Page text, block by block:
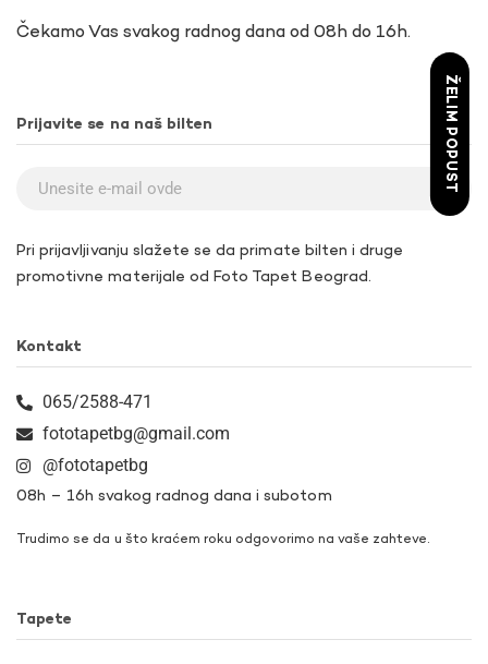
Čekamo Vas svakog radnog dana od 08h do 16h.
Prijavite se na naš bilten
Pri prijavljivanju slažete se da primate bilten i druge
promotivne materijale od Foto Tapet Beograd.
Kontakt
065/2588-471
fototapetbg@gmail.com
@fototapetbg
08h – 16h svakog radnog dana i subotom
Trudimo se da u što kraćem roku odgovorimo na vaše zahteve.
Tapete
ŽELIM POPUST